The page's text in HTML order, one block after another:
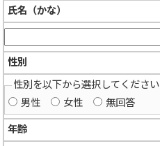
氏名（かな）
性別
性別を以下から選択してください
男性
女性 無回答
年齢